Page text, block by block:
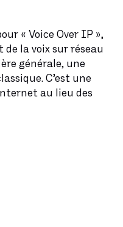
« Voice Over IP »,
de la voix sur réseau
générale, une
C’est une
au lieu des